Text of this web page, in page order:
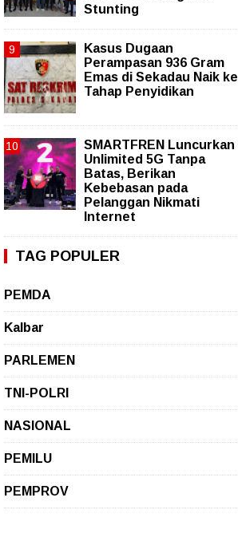
Stunting
Kasus Dugaan
Perampasan 936 Gram
Emas di Sekadau Naik ke
Tahap Penyidikan
SMARTFREN Luncurkan
Unlimited 5G Tanpa
Batas, Berikan
Kebebasan pada
Pelanggan Nikmati
Internet
TAG POPULER
PEMDA
Kalbar
PARLEMEN
TNI-POLRI
NASIONAL
PEMILU
PEMPROV